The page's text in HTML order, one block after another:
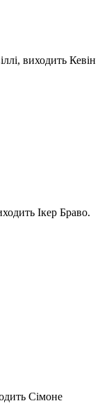
виходить Кевін
Ікер Браво.
Сімоне